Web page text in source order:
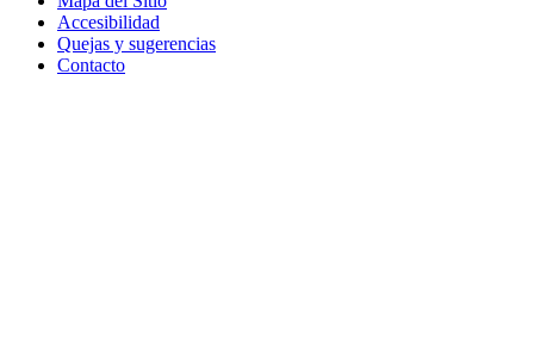
Accesibilidad
Quejas y sugerencias
Contacto